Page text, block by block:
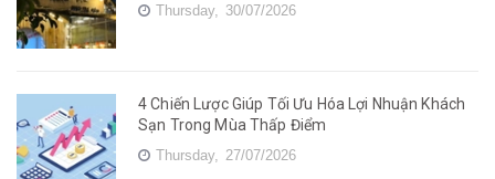
Thursday, 30/07/2026
4 Chiến Lược Giúp Tối Ưu Hóa Lợi Nhuận Khách
Sạn Trong Mùa Thấp Điểm
Thursday, 27/07/2026